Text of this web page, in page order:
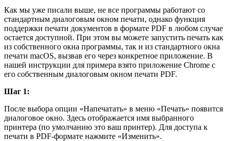
Как мы уже писали выше, не все программы работают со
стандартным диалоговым окном печати, однако функция
поддержки печати документов в формате PDF в любом случае
остается доступной. При этом вы можете запустить печать как
из собственного окна программы, так и из стандартного окна
печати macOS, вызвав его через конкретное приложение. В
нашей инструкции для примера взято приложение Chrome с
его собственным диалоговым окном печати PDF.
Шаг 1:
После выбора опции «Напечатать» в меню «Печать» появится
диалоговое окно. Здесь отображается имя выбранного
принтера (по умолчанию это ваш принтер). Для доступа к
печати в PDF-формате нажмите «Изменить».